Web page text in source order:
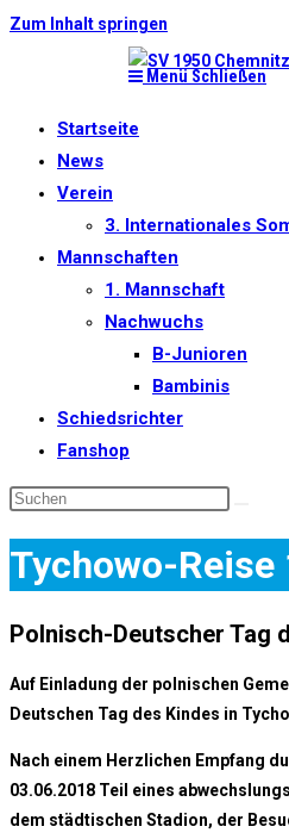
Zum Inhalt springen
Menü Schließen
Startseite
News
Verein
3. Internationales
Mannschaften
1. Mannschaft
Nachwuchs
B-Junioren
Bambinis
Schiedsrichter
Fanshop
Tychowo-
Polnisch-Deutscher Tag
Auf Einladung der polnischen
Deutschen Tag des Kindes in
Nach einem Herzlichen Empfang
03.06.2018 Teil eines
dem städtischen Stadion, der